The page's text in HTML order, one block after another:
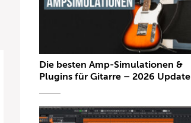
Die besten Amp-Simulationen &
Plugins für Gitarre – 2026 Update